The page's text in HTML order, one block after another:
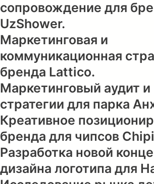
сопровождение для
UzShower.
Маркетинговая и
коммуникационная
бренда Lattico.
Маркетинговый аудит и
стратегии для парка
Креативное
бренда для чипсов
Разработка новой
дизайна логотипа для